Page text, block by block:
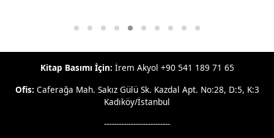
Kitap Basımı İçin: İrem Akyol +90 541 189 71 65
Ofis: Caferağa Mah. Sakız Gülü Sk. Kazdal Apt. No:28, D:5, K:3
Kadıköy/İstanbul
---------------------------